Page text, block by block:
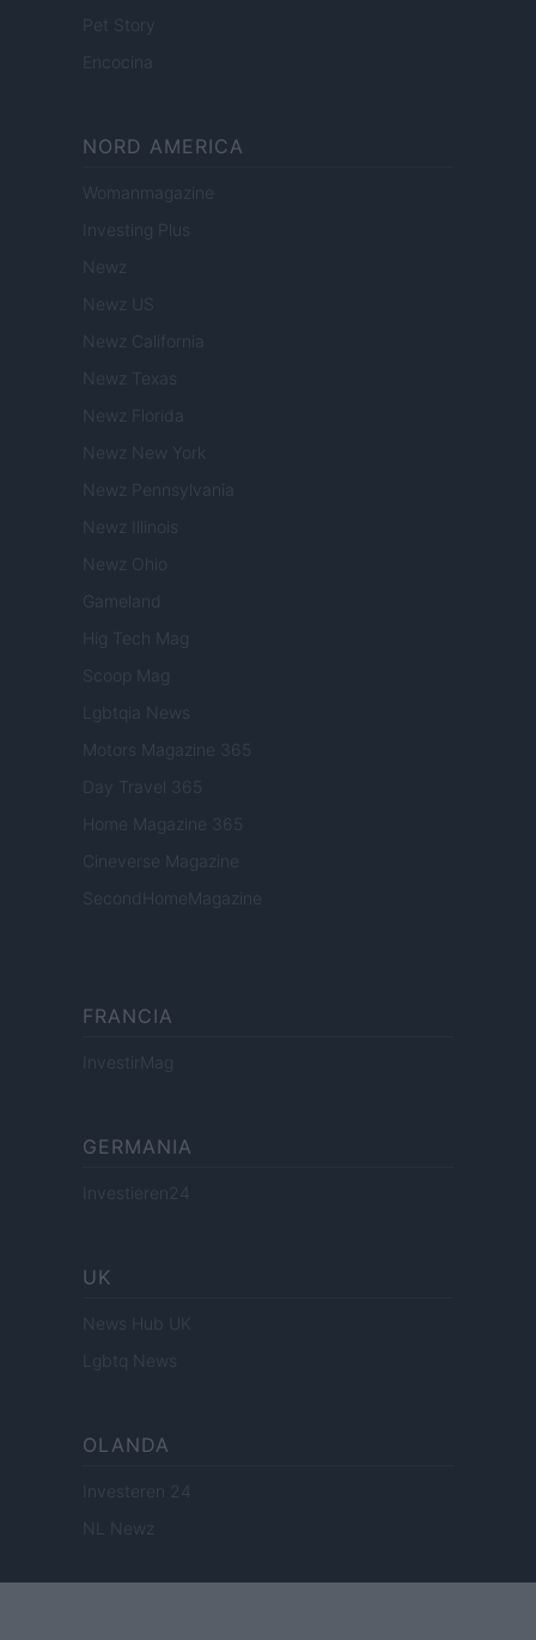
Pet Story
Encocina
NORD AMERICA
Womanmagazine
Investing Plus
Newz
Newz US
Newz California
Newz Texas
Newz Florida
Newz New York
Newz Pennsylvania
Newz Illinois
Newz Ohio
Gameland
Hig Tech Mag
Scoop Mag
Lgbtqia News
Motors Magazine 365
Day Travel 365
Home Magazine 365
Cineverse Magazine
SecondHomeMagazine
FRANCIA
InvestirMag
GERMANIA
Investieren24
UK
News Hub UK
Lgbtq News
OLANDA
Investeren 24
NL Newz